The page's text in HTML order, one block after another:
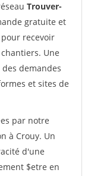
Trouver-
gratuite et
recevoir
Une
demandes
et sites de
par notre
à Crouy. Un
d'une
$etre en